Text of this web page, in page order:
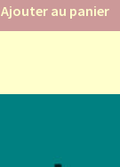
Ajouter au panier